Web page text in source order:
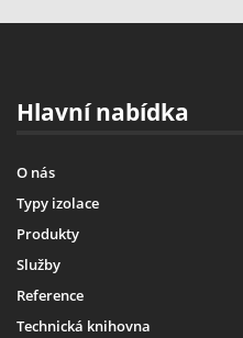
Hlavní nabídka
O nás
Typy izolace
Produkty
Služby
Reference
Technická knihovna